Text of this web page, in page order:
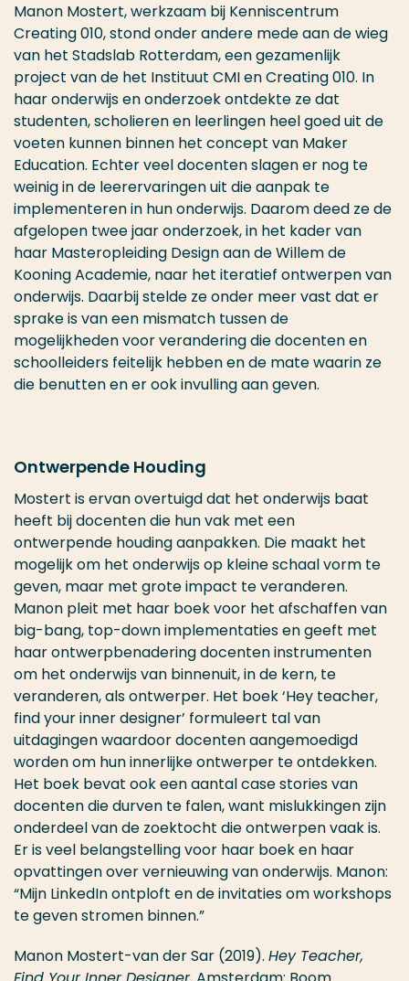
Manon Mostert, werkzaam bij Kenniscentrum
Creating 010, stond onder andere mede aan de wieg
van het Stadslab Rotterdam, een gezamenlijk
project van de het Instituut CMI en Creating 010. In
haar onderwijs en onderzoek ontdekte ze dat
studenten, scholieren en leerlingen heel goed uit de
voeten kunnen binnen het concept van Maker
Education. Echter veel docenten slagen er nog te
weinig in de leerervaringen uit die aanpak te
implementeren in hun onderwijs. Daarom deed ze de
afgelopen twee jaar onderzoek, in het kader van
haar Masteropleiding Design aan de Willem de
Kooning Academie, naar het iteratief ontwerpen van
onderwijs. Daarbij stelde ze onder meer vast dat er
sprake is van een mismatch tussen de
mogelijkheden voor verandering die docenten en
schoolleiders feitelijk hebben en de mate waarin ze
die benutten en er ook invulling aan geven.
Ontwerpende Houding
Mostert is ervan overtuigd dat het onderwijs baat
heeft bij docenten die hun vak met een
ontwerpende houding aanpakken. Die maakt het
mogelijk om het onderwijs op kleine schaal vorm te
geven, maar met grote impact te veranderen.
Manon pleit met haar boek voor het afschaffen van
big-bang, top-down implementaties en geeft met
haar ontwerpbenadering docenten instrumenten
om het onderwijs van binnenuit, in de kern, te
veranderen, als ontwerper. Het boek ‘Hey teacher,
find your inner designer’ formuleert tal van
uitdagingen waardoor docenten aangemoedigd
worden om hun innerlijke ontwerper te ontdekken.
Het boek bevat ook een aantal case stories van
docenten die durven te falen, want mislukkingen zijn
onderdeel van de zoektocht die ontwerpen vaak is.
Er is veel belangstelling voor haar boek en haar
opvattingen over vernieuwing van onderwijs. Manon:
“Mijn LinkedIn ontploft en de invitaties om workshops
te geven stromen binnen.”
Manon Mostert-van der Sar (2019). Hey Teacher,